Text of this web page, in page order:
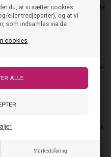
du, at vi sætter cookies
eller tredjeparter), og at vi
som indsamles via de
cookies
Markedsføring
og bevæge sig naturligt. Den lette
hele dagen.
til børn, der har brug for ekstra
Modellen kombinerer fleksibilitet
for at udvikle balance
Rose - Rose
fra Mio-serien med et flot
populær blandt forældre, der
udtryk.